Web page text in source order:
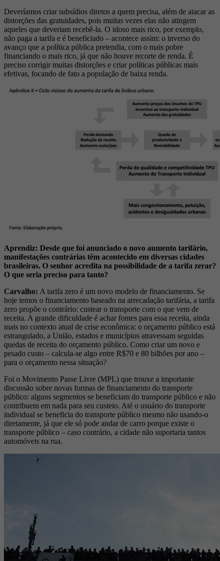
Deveríamos criar subsídios diretos a quem precisa, além de atacar as
distorções das gratuidades, pois muitas vezes elas não atingem
aqueles que deveriam recebê-la. O idoso mais rico, por exemplo,
não paga a tarifa e é beneficiado – acontece assim: o inverso do
avanço que a política pública pretendia, com o mais pobre
financiando o mais rico, já que não houve recorte de renda. É
preciso corrigir muitas distorções e criar políticas públicas mais
efetivas, focando de fato a população de baixa renda.
Aprendiz: Desde que foi anunciado o novo aumento tarifário,
manifestações contrárias têm acontecido em diversas cidades
brasileiras. O senhor acredita na possibilidade de a tarifa zerar?
O que seria preciso para tanto?
Carvalho: A tarifa zero é um novo modelo de financiamento. Se
hoje temos o financiamento baseado na arrecadação tarifária, a tarifa
zero propõe o contrário: custear o transporte com o que vem de
receita. A grande dificuldade é achar fontes para essa receita, ainda
mais no contexto atual de crise econômica: o orçamento público está
estrangulado, a União, estados e municípios atravessam seguidas
quedas de receita do orçamento público. Como criar um novo e
pesado custo – calcula-se algo entre R$70 e 80 bilhões por ano –
para o orçamento nessa situação?
Foi o Movimento Passe Livre (MPL) que trouxe a importante
discussão sobre novas formas de financiamento do transporte
público: alguns segmentos se beneficiam do transporte público e não
contribuem em nada para seu custeio. Até o usuário do transporte
individual se beneficia do transporte público mesmo não usando-o
diretamente, já que ele só pode andar de carro porque existe o
transporte público – caso contrário, a cidade não suportaria tantos
automóveis na rua.